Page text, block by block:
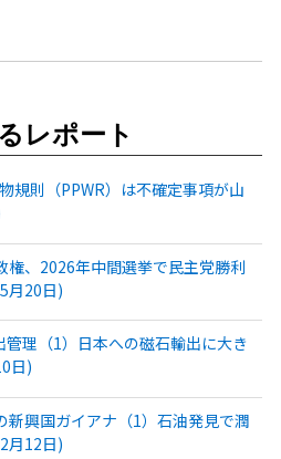
レポート
規則（PPWR）は不確定事項が山
権、2026年中間選挙で民主党勝利
月20日)
管理（1）日本への磁石輸出に大き
日)
新興国ガイアナ（1）石油発見で潤
月12日)